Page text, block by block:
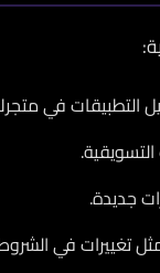
التطبيقات في
جديدة.
تغييرات في